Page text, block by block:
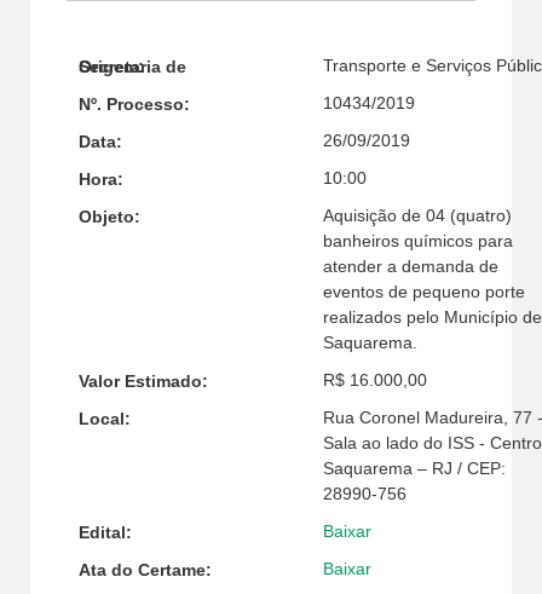
Secretaria de Origem: Transporte e Serviços
Nº. Processo: 10434/2019
Data: 26/09/2019
Hora: 10:00
Objeto:
Aquisição de 04 (quatro)
banheiros químicos para
atender a demanda de
eventos de pequeno porte
realizados pelo Município de
Saquarema.
Valor Estimado: R$ 16.000,00
Local:
Rua Coronel Madureira, 77 -
Sala ao lado do ISS -
Saquarema – RJ / CEP:
28990-756
Edital: Baixar
Ata do Certame: Baixar